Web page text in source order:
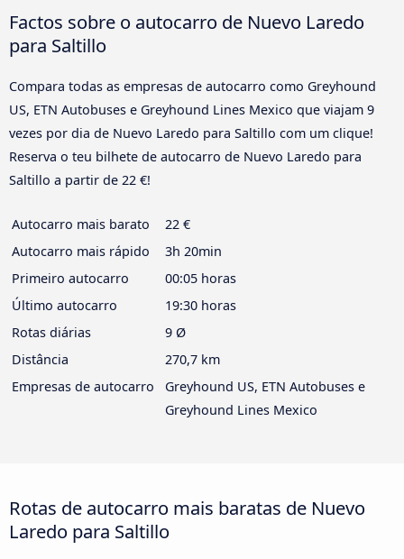
Factos sobre o autocarro de Nuevo Laredo
para Saltillo
Compara todas as empresas de autocarro como Greyhound
US, ETN Autobuses e Greyhound Lines Mexico que viajam 9
vezes por dia de Nuevo Laredo para Saltillo com um clique!
Reserva o teu bilhete de autocarro de Nuevo Laredo para
Saltillo a partir de 22 €!
Autocarro mais barato
22 €
Autocarro mais rápido
3h 20min
Primeiro autocarro
00:05 horas
Último autocarro
19:30 horas
Rotas diárias
9 Ø
Distância
270,7 km
Empresas de autocarro
Greyhound US, ETN Autobuses e
Greyhound Lines Mexico
Rotas de autocarro mais baratas de Nuevo
Laredo para Saltillo